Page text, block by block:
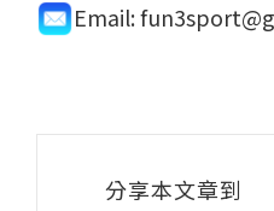
Email:
分享本文章到